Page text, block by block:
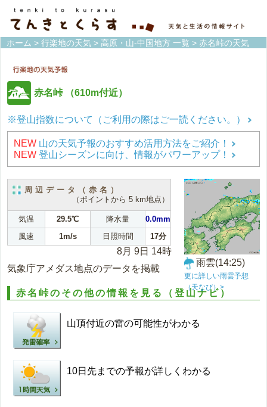
ホーム > 行楽地の天気 > 高原・山-中国地方 一覧 > 赤名峠の天気
赤名峠 （610m付近）
※登山指数について（ご利用の際はご一読ください。）
NEW 山の天気予報のおすすめ活用方法をご紹介！
NEW 登山シーズンに向け、情報がパワーアップ！
周辺データ（赤名）
（ポイントから 5 km地点）
気温 29.5℃ 降水量
0.0mm
風速
1m/s 日照時間 17分
8月 9日 14時
気象庁アメダス地点のデータを掲載
雨雲(14:25)
更に詳しい雨雲予想
（天なび）>
赤名峠のその他の情報を見る（登山ナビ）
山頂付近の雷の可能性がわかる
10日先までの予報が詳しくわかる